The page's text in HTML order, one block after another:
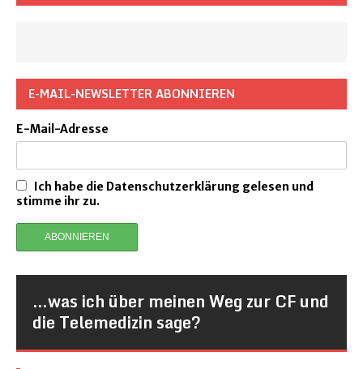
E-MAIL-NEWSLETTER ABONNIEREN
E-Mail-Adresse
Ich habe die Datenschutzerklärung gelesen und
stimme ihr zu.
…was ich über meinen Weg zur CF und
die Telemedizin sage?